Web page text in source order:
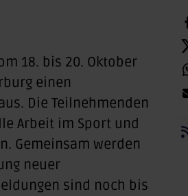
18. bis 20. Oktober
einen
Die Teilnehmenden
Arbeit im Sport und
Gemeinsam werden
neuer
sind noch bis